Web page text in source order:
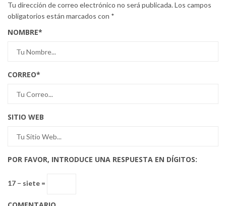
Tu dirección de correo electrónico no será publicada.Los campos
obligatorios están marcados con *
NOMBRE*
CORREO*
SITIO WEB
POR FAVOR, INTRODUCE UNA RESPUESTA EN DÍGITOS:
17 − siete =